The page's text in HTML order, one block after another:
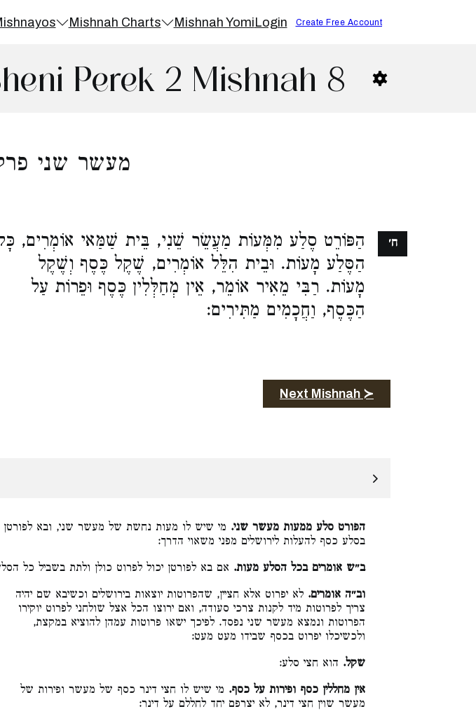
Mishnah Charts Mishnah YomiLogin Create Free Account
Perek 2 Mishnah 8
מעשר שני
הַפּוֹרֵט סֶלַע מִמְּעוֹת מַעֲשֵׂר שֵׁנִי, בֵּית שַׁמַּאי אוֹמְרִים,
הַסֶּלַע מָעוֹת. וּבֵית הִלֵּל אוֹמְרִים, שֶׁקֶל כֶּסֶף וְשֶׁקֶל
מָעוֹת. רַבִּי מֵאִיר אוֹמֵר, אֵין מְחַלְּלִין כֶּסֶף וּפֵרוֹת עַל
הַכֶּסֶף, וַחֲכָמִים מַתִּירִים:
ח׳
Next Mishnah ≻
הפורט סלע ממעות מעשר שני. מי שיש לו מעות נחשת של מעשר שני, ובא לפורטן
בסלע כסף להעלות לירושלים מפני משאוי הדרך:
ב״ש אומרים בכל הסלע מעות. אם בא לפורטן יכול לפרוט כולן ולתת בשביל כל
וב״ה אומרים. לא יפרוט אלא חציין, שהפרוטות יוצאות בירושלים וכשיבא שם יהיה
צריך לפרוטות מיד לקנות צרכי סעודה, ואם ירוצו הכל אצל שולחני לפרוט יוקירו
הפרוטות ונמצא מעשר שני נפסד. לפיכך ישאו פרוטות עמהן להוציא במקצת,
ולכשיכלו יפרוט בכסף שבידו מעט מעט:
שקל. הוא חצי סלע:
אין מחללין כסף ופירות על כסף. מי שיש לו חצי דינר כסף של מעשר ופירות של
מעשר שוין חצי דינר, לא יצרפם יחד לחללם על דינר: